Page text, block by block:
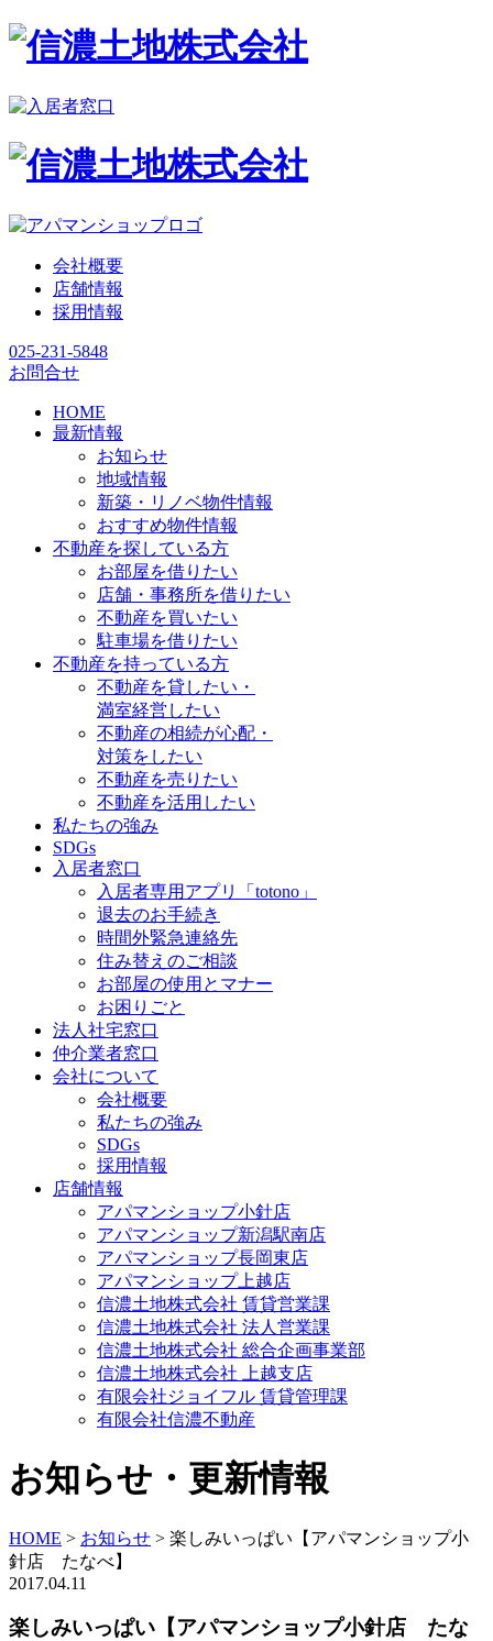
会社概要
店舗情報
採用情報
025-231-5848
お問合せ
HOME
最新情報
お知らせ
地域情報
新築・リノベ物件情報
おすすめ物件情報
不動産を探している方
お部屋を借りたい
店舗・事務所を借りたい
不動産を買いたい
駐車場を借りたい
不動産を持っている方
不動産を貸したい・
満室経営したい
不動産の相続が心配・
対策をしたい
不動産を売りたい
不動産を活用したい
私たちの強み
SDGs
入居者窓口
入居者専用アプリ「totono」
退去のお手続き
時間外緊急連絡先
住み替えのご相談
お部屋の使用とマナー
お困りごと
法人社宅窓口
仲介業者窓口
会社について
会社概要
私たちの強み
SDGs
採用情報
店舗情報
アパマンショップ小針店
アパマンショップ新潟駅南店
アパマンショップ長岡東店
アパマンショップ上越店
信濃土地株式会社 賃貸営業課
信濃土地株式会社 法人営業課
信濃土地株式会社 総合企画事業部
信濃土地株式会社 上越支店
有限会社ジョイフル 賃貸管理課
有限会社信濃不動産
お知らせ・更新情報
HOME > お知らせ > 楽しみいっぱい【アパマンショップ小
針店 たなべ】
2017.04.11
楽しみいっぱい【アパマンショップ小針店 たな